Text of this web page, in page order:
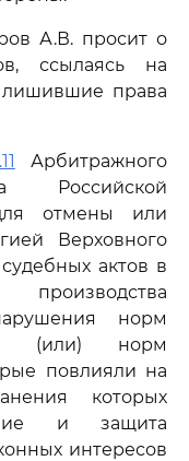
А.В. просит о
ссылаясь на
лишившие права
Арбитражного
Российской
отмены или
Верховного
актов в
норм
и (или) норм
повлияли на
которых
и защита
интересов